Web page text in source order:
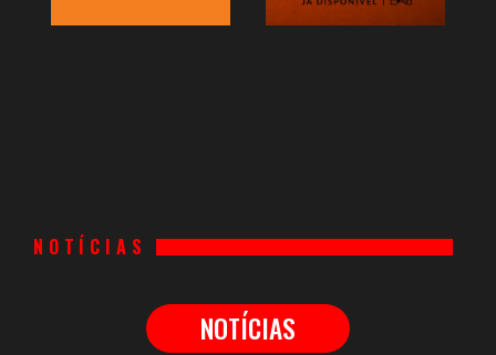
NOTÍCIAS
NOTÍCIAS